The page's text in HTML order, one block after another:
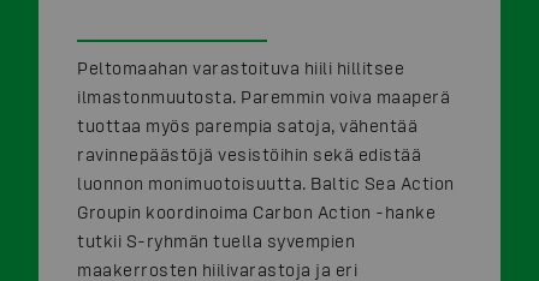
Peltomaahan varastoituva hiili hillitsee
ilmastonmuutosta. Paremmin voiva maaperä
tuottaa myös parempia satoja, vähentää
ravinnepäästöjä vesistöihin sekä edistää
luonnon monimuotoisuutta. Baltic Sea Action
Groupin koordinoima Carbon Action -hanke
tutkii S-ryhmän tuella syvempien
maakerrosten hiilivarastoja ja eri